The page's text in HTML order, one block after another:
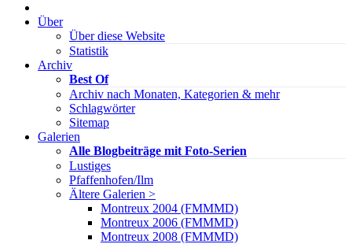
Über
Über diese Website
Statistik
Archiv
Best Of
Archiv nach Monaten, Kategorien & mehr
Schlagwörter
Sitemap
Galerien
Alle Blogbeiträge mit Foto-Serien
Lustiges
Pfaffenhofen/Ilm
Ältere Galerien >
Montreux 2004 (FMMMD)
Montreux 2006 (FMMMD)
Montreux 2008 (FMMMD)